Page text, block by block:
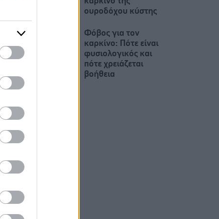
ουροδόχου κύστης
Φόβος για τον
καρκίνο: Πότε είναι
φυσιολογικός και
πότε χρειάζεται
βοήθεια